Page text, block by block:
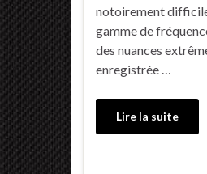
notoirement
gamme de
des nuances
enregistrée …
Lire la suite